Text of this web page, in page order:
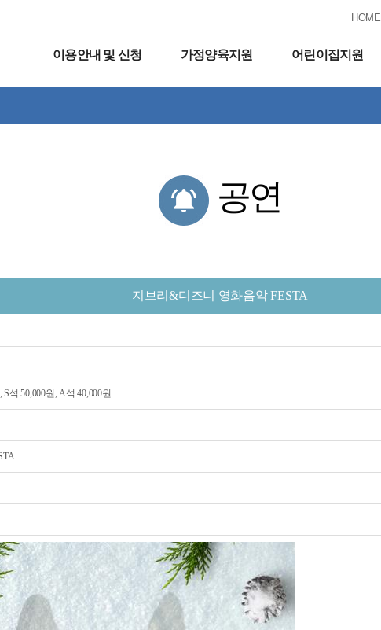
HOME
이용안내 및 신청 가정양육지원 어린이집지원
공연
지브리&디즈니 영화음악 FESTA
석 50,000원, A석 40,000원